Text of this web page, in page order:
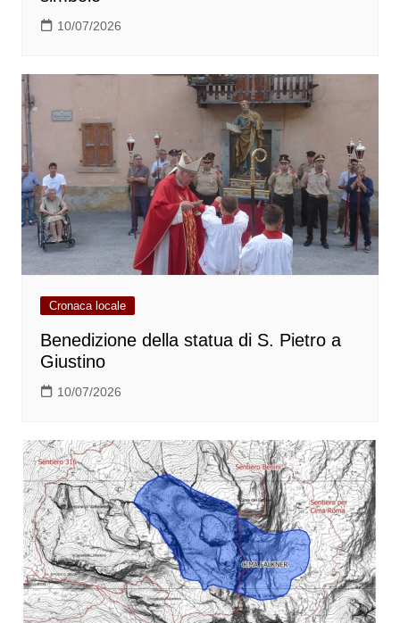
10/07/2026
Cronaca locale
Benedizione della statua di S. Pietro a
Giustino
10/07/2026